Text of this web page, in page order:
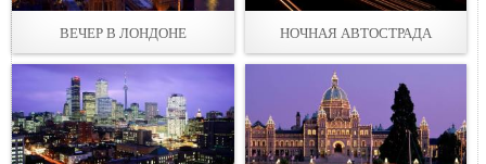
ВЕЧЕР В ЛОНДОНЕ НОЧНАЯ АВТОСТРАДА